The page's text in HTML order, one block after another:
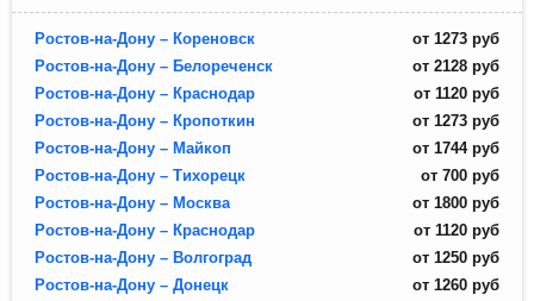
Ростов-на-Дону – Кореновск от 1273 руб
Ростов-на-Дону – Белореченск
от 2128 руб
Ростов-на-Дону – Краснодар
от 1120 руб
Ростов-на-Дону – Кропоткин
от 1273 руб
Ростов-на-Дону – Майкоп
от 1744 руб
Ростов-на-Дону – Тихорецк
от 700 руб
Ростов-на-Дону – Москва
от 1800 руб
Ростов-на-Дону – Краснодар
от 1120 руб
Ростов-на-Дону – Волгоград
от 1250 руб
Ростов-на-Дону – Донецк
от 1260 руб